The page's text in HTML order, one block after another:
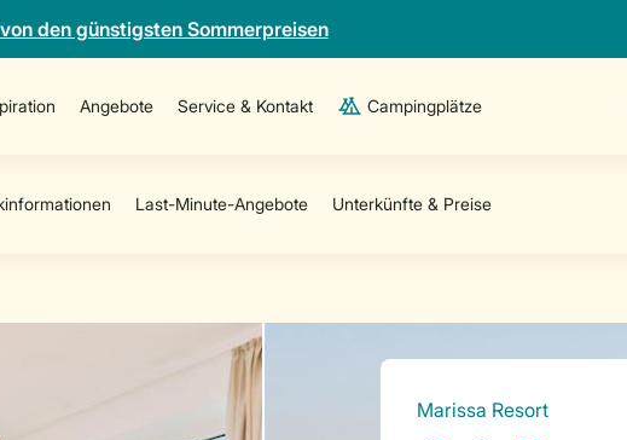
den günstigsten Sommerpreisen
Angebote Service & Kontakt Campingplätze
Marissa Resort